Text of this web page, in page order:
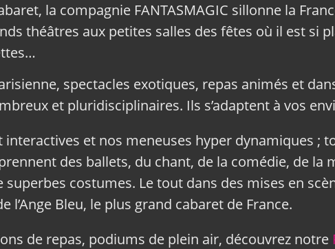
la compagnie FANTASMAGIC sillonne la
théâtres aux petites salles des fêtes où il est si
spectacles exotiques, repas animés et
et pluridisciplinaires. Ils s’adaptent à vos
interactives et nos meneuses hyper dynamiques ;
des ballets, du chant, de la comédie, de la
superbes costumes. Le tout dans des mises en
l’Ange Bleu, le plus grand cabaret de France.
de repas, podiums de plein air, découvrez notre